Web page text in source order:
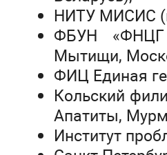
НИТУ МИСИС
ФБУН «ФНЦГ
Мытищи,
ФИЦ Единая
Кольский
Апатиты,
Институт